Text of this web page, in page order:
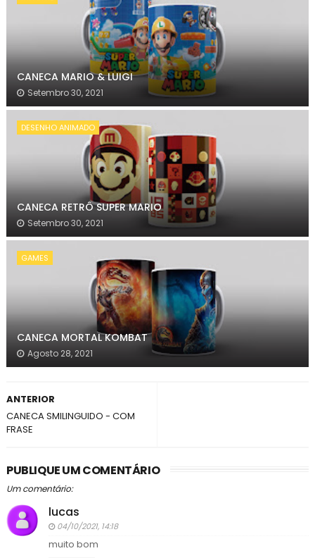
CANECA MARIO & LUIGI
Setembro 30, 2021
DESENHO ANIMADO
CANECA RETRÔ SUPER MARIO
Setembro 30, 2021
GAMES
CANECA MORTAL KOMBAT
Agosto 28, 2021
ANTERIOR
CANECA SMILINGUIDO - COM
FRASE
PUBLIQUE UM COMENTÁRIO
Um comentário:
lucas
04/10/2021, 14:18
muito bom